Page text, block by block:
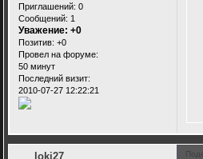
Приглашений: 0
Сообщений: 1
Уважение: +0
Позитив: +0
Провел на форуме:
50 минут
Последний визит:
2010-07-27 12:22:21
loki27